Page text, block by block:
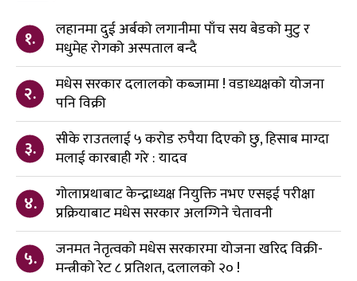
१.
लहानमा दुई अर्बको लगानीमा पाँच सय बेडको मुटु र
मधुमेह रोगको अस्पताल बन्दै
२.
मधेस सरकार दलालको कब्जामा ! वडाध्यक्षको योजना
पनि विक्री
३.
सीके राउतलाई ५ करोड रुपैया दिएको छु, हिसाब माग्दा
मलाई कारबाही गरे : यादव
४.
गोलाप्रथाबाट केन्द्राध्यक्ष नियुक्ति नभए एसइई परीक्षा
प्रक्रियाबाट मधेस सरकार अलग्गिने चेतावनी
५.
जनमत नेतृत्वको मधेस सरकारमा योजना खरिद विक्री-
मन्त्रीको रेट ८ प्रतिशत, दलालको २० !